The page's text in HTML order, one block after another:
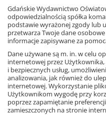
Zobacz
przewodniku dla
zestaw pomocy: wycinanki,
Ta strona
Gdańskie Wydawnictwo
odpowiedzialnością spółka
podstawie wyrażonej zgody lub
przetwarza Twoje dane
informacje zapisywane za
Dane używane są m. in. w celu
internetowej przez
i bezpiecznych usług,
analizowania, jak również do
internetowej. Wykorzystanie
Użytkownikom wygodę przy
poprzez zapamiętanie
zamieszczonych na stronie